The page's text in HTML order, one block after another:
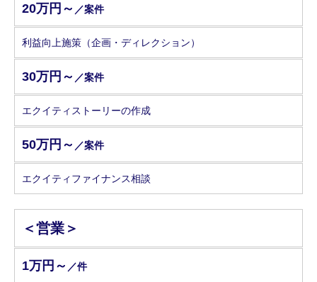
20万円～ ／案件
利益向上施策（企画・ディレクション）
30万円～ ／案件
エクイティストーリーの作成
50万円～ ／案件
エクイティファイナンス相談
＜営業＞
1万円～ ／件